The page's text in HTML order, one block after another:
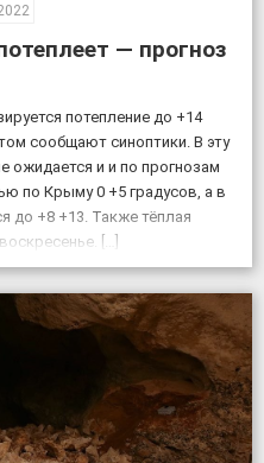
— прогноз
потепление до +14
сообщают синоптики. В эту
ожидается и и по прогнозам
по Крыму 0 +5 градусов, а в
до +8 +13. Также тёплая
[…]